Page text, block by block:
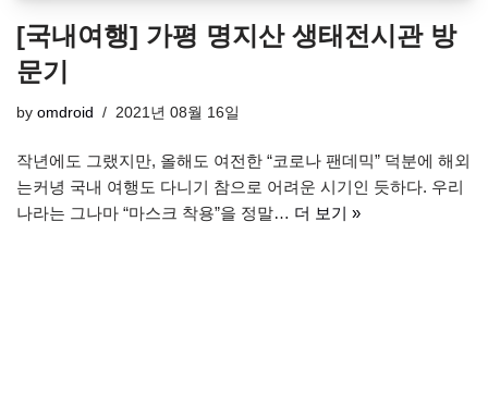
[국내여행] 가평 명지산 생태전시관 방
문기
by omdroid 2021년 08월 16일
작년에도 그랬지만, 올해도 여전한 “코로나 팬데믹” 덕분에 해외
는커녕 국내 여행도 다니기 참으로 어려운 시기인 듯하다. 우리
나라는 그나마 “마스크 착용”을 정말… 더 보기 »